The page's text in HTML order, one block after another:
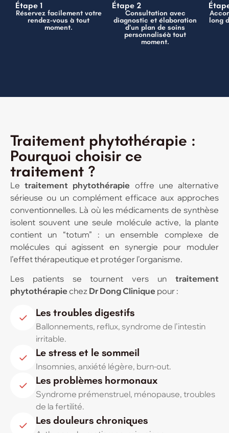
Étape 1
Réservez facilement votre
rendez-vous à tout
moment.
Étape 2
Consultation avec
diagnostic et élaboration
d’un plan de soins
personnaliséà tout
moment.
long
Traitement phytothérapie :
Pourquoi choisir ce
traitement ?
Letraitement phytothérapie offre une alternative
sérieuse ou un complément efficace aux approches
conventionnelles. Là où les médicaments de synthèse
isolent souvent une seule molécule active, la plante
contient un “totum” : un ensemble complexe de
molécules qui agissent en synergie pour moduler
l’effet thérapeutique et protéger l’organisme.
Les patients se tournent vers un traitement
phytothérapie chez Dr DongClinique pour :
Les troubles digestifs
Ballonnements, reflux, syndrome de l’intestin
irritable.
Le stress et le sommeil
Insomnies, anxiété légère, burn-out.
Les problèmes hormonaux
Syndrome prémenstruel, ménopause, troubles
de la fertilité.
Les douleurs chroniques